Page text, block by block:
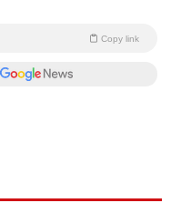
Copy link